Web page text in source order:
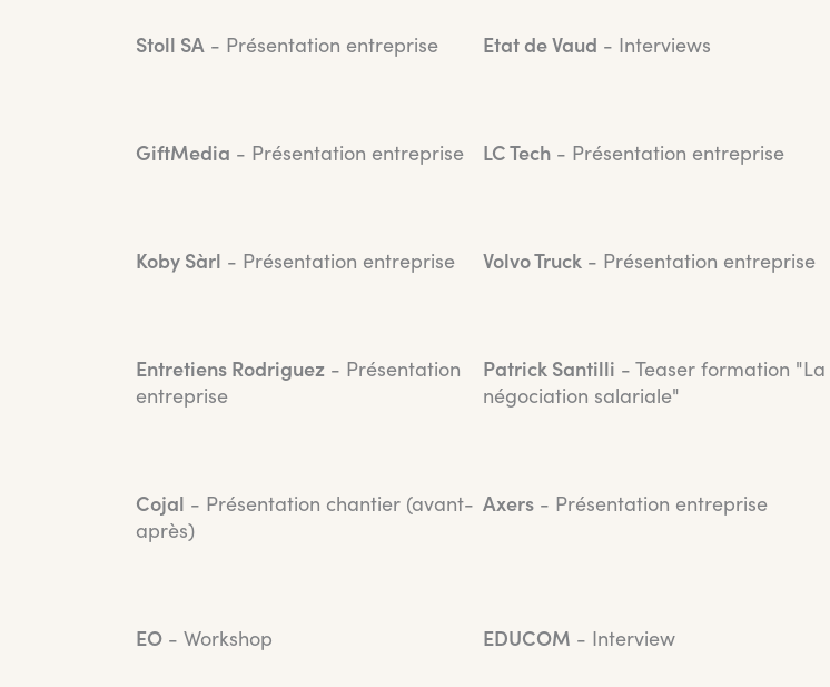
Stoll SA - Présentation entreprise Etat de Vaud - Interviews
GiftMedia - Présentation entreprise LC Tech - Présentation entreprise
Koby Sàrl - Présentation entreprise Volvo Truck - Présentation entreprise
Entretiens Rodriguez - Présentation
entreprise
Patrick Santilli - Teaser formation "La
négociation salariale"
Cojal - Présentation chantier (avant-
après)
Axers - Présentation entreprise
EO - Workshop EDUCOM - Interview